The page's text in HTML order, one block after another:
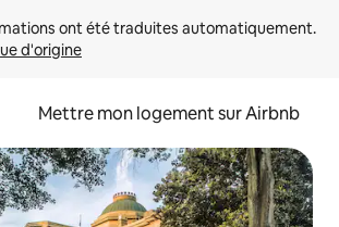
d'origine
Mettre mon logement sur Airbnb